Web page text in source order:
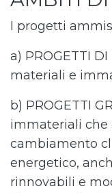
I progetti
a) PROGETTI
materiali e
b) PROGETTI
immateriali che
cambiamento
energetico,
rinnovabili e